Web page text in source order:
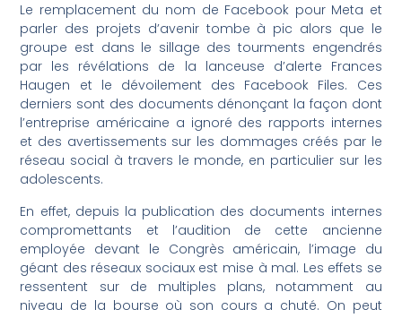
Le remplacement du nom de Facebook pour Meta et
parler des projets d’avenir tombe à pic alors que le
groupe est dans le sillage des tourments engendrés
par les révélations de la lanceuse d’alerte Frances
Haugen et le dévoilement des Facebook Files. Ces
derniers sont des documents dénonçant la façon dont
l’entreprise américaine a ignoré des rapports internes
et des avertissements sur les dommages créés par le
réseau social à travers le monde, en particulier sur les
adolescents.
En effet, depuis la publication des documents internes
compromettants et l’audition de cette ancienne
employée devant le Congrès américain, l’image du
géant des réseaux sociaux est mise à mal. Les effets se
ressentent sur de multiples plans, notamment au
niveau de la bourse où son cours a chuté. On peut